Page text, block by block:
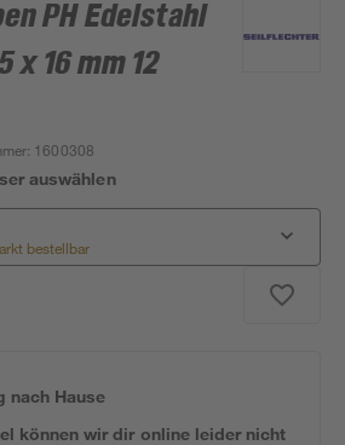
PH Edelstahl
x 16 mm 12
: 1600308
auswählen
bestellbar
nach Hause
können wir dir online leider nicht